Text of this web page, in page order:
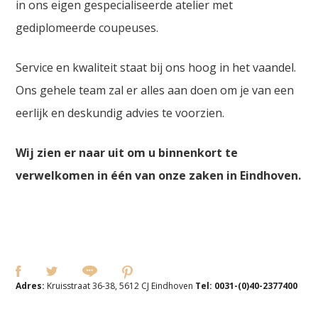
in ons eigen gespecialiseerde atelier met
gediplomeerde coupeuses.
Service en kwaliteit staat bij ons hoog in het vaandel.
Ons gehele team zal er alles aan doen om je van een
eerlijk en deskundig advies te voorzien.
Wij zien er naar uit om u binnenkort te
verwelkomen in één van onze zaken in Eindhoven.
Adres: Kruisstraat 36-38, 5612 CJ Eindhoven Tel: 0031-(0)40-2377400